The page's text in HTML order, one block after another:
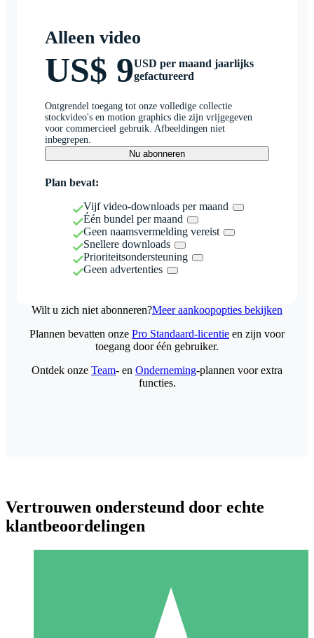
Alleen video
US$ 9USD per maand jaarlijks
gefactureerd
Ontgrendel toegang tot onze volledige collectie
stockvideo's en motion graphics die zijn vrijgegeven
voor commercieel gebruik. Afbeeldingen niet
inbegrepen.
Nu abonneren
Plan bevat:
Vijf video-downloads per maand
Één bundel per maand
Geen naamsvermelding vereist
Snellere downloads
Prioriteitsondersteuning
Geen advertenties
Wilt u zich niet abonneren?Meer aankoopopties bekijken
Individuele Creditpakketten
Plannen bevatten onze Pro Standaard-licentie en zijn voor
toegang door één gebruiker.
Ontdek onze Team- en Onderneming-plannen voor extra
functies.
Vertrouwen ondersteund door echte
klantbeoordelingen